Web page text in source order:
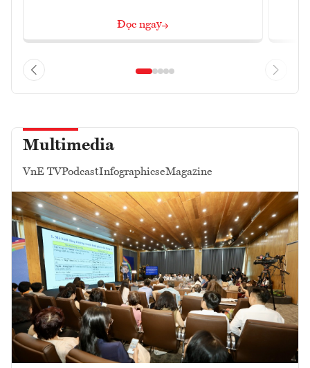
Đọc ngay
Multimedia
VnE TVPodcastInfographicseMagazine